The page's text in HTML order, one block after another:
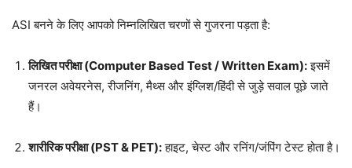
ASI बनने के लिए आपको निम्नलिखित चरणों से गुजरना पड़ता है:
लिखित परीक्षा (Computer Based Test / Written Exam):इसमें
जनरल अवेयरनेस, रीजनिंग, मैथ्स और इंग्लिश/हिंदी से जुड़े सवाल पूछे जाते
हैं।
शारीरिक परीक्षा (PST & PET):हाइट, चेस्ट और रनिंग/जंपिंग टेस्ट होता है।